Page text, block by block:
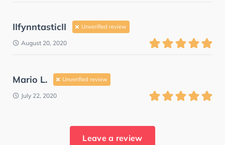
IIfynntasticII Unverified review
August 20, 2020
Mario L. Unverified review
July 22, 2020
Leave a review